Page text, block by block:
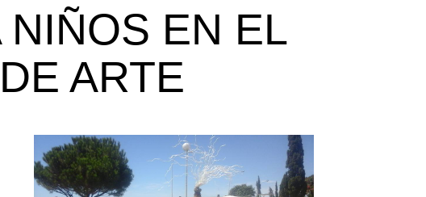
NIÑOS EN EL
ARTE